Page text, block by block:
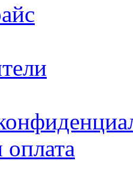
оплата